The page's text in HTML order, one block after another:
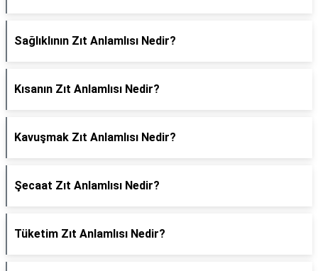
Sağlıklının Zıt Anlamlısı Nedir?
Kısanın Zıt Anlamlısı Nedir?
Kavuşmak Zıt Anlamlısı Nedir?
Şecaat Zıt Anlamlısı Nedir?
Tüketim Zıt Anlamlısı Nedir?